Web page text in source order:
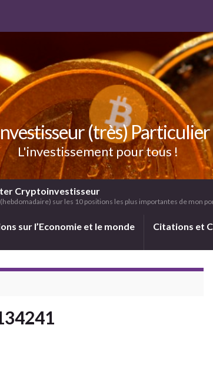
(très) Particulier
L'investissement pour tous !
Cryptoinvestisseur
sur les 10 positions les plus importantes de mon
sur l’Economie et le monde Citations et